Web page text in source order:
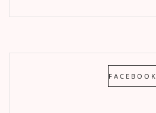
FACEBOOK